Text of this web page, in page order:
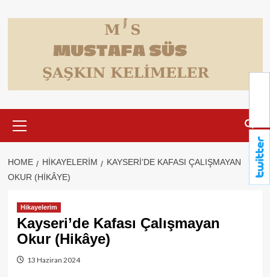
to
Menu
HOME HIKAYELERIM
KAYSERI’DE KAFASI ÇALIŞMAYAN
OKUR (HIKÂYE)
Hikayelerim
Kayseri’de Kafası Çalışmayan
Okur (Hikâye)
13 Haziran 2024